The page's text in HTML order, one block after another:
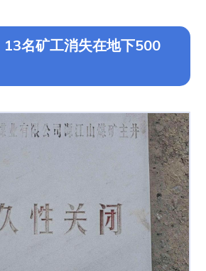
13名矿工消失在地下500